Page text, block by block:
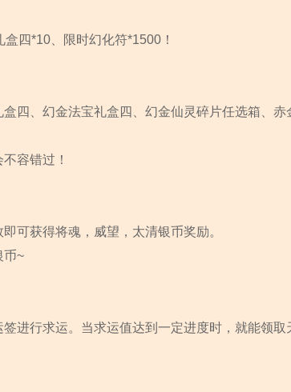
四*10、限时幻化符*1500！
四、幻金法宝礼盒四、幻金仙灵碎片任选箱、赤
容错过！
可获得将魂，威望，太清银币奖励。
币~
进行求运。当求运值达到一定进度时，就能领取